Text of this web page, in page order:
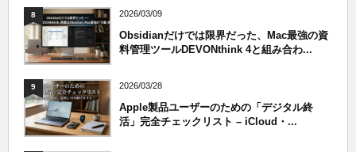
8 2026/03/09
Obsidianだけでは限界だった、Mac最強の資
料管理ツールDEVONthink 4と組み合わ...
9 2026/03/28
Apple製品ユーザーのための「デジタル終
活」完全チェックリスト – iCloud・...